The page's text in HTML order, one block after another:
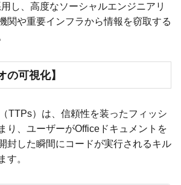
し、高度なソーシャルエンジニアリ
関や重要インフラから情報を窃取する
の可視化】
TTPs）は、信頼性を装ったフィッシ
り、ユーザーがOfficeドキュメントを
封した瞬間にコードが実行されるキル
す。